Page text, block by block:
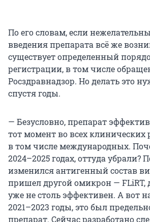
По его словам, если
введения препарата всё же
существует определенный
регистрации, в том числе
Росздравнадзор. Но делать это
спустя годы.
— Безусловно, препарат
тот момент во всех клинических
в том числе международных.
2024–2025 годах, оттуда убрали?
изменился антигенный состав
пришел другой омикрон — FLiRT,
уже не столь эффективен. А вот
2021–2023 годы, это был
препарат. Сейчас разработано